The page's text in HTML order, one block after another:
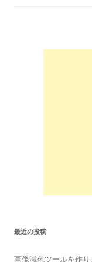
最近の投稿
画像減色ツールを作